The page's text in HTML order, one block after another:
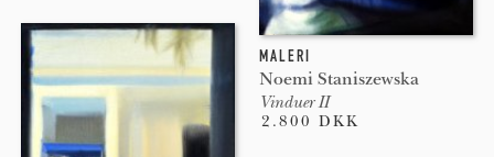
MALERI
Noemi Staniszewska
Vinduer II
2.800 DKK